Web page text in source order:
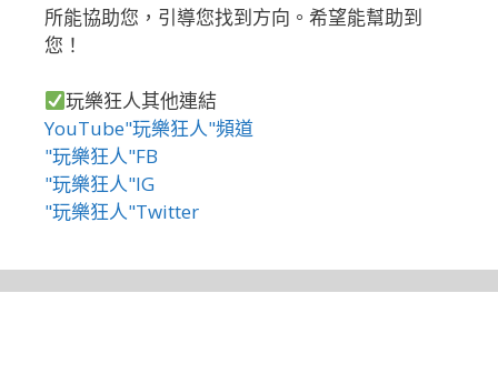
所能協助您，引導您找到方向。希望能幫助到
您！
玩樂狂人其他連結
YouTube"玩樂狂人"頻道
"玩樂狂人"FB
"玩樂狂人"IG
"玩樂狂人"Twitter